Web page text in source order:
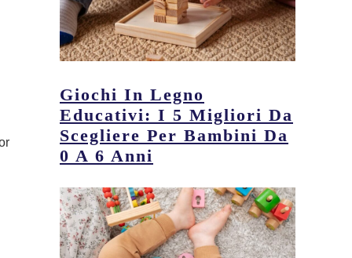
Giochi In Legno
Educativi: I 5 Migliori Da
Scegliere Per Bambini Da
0 A 6 Anni